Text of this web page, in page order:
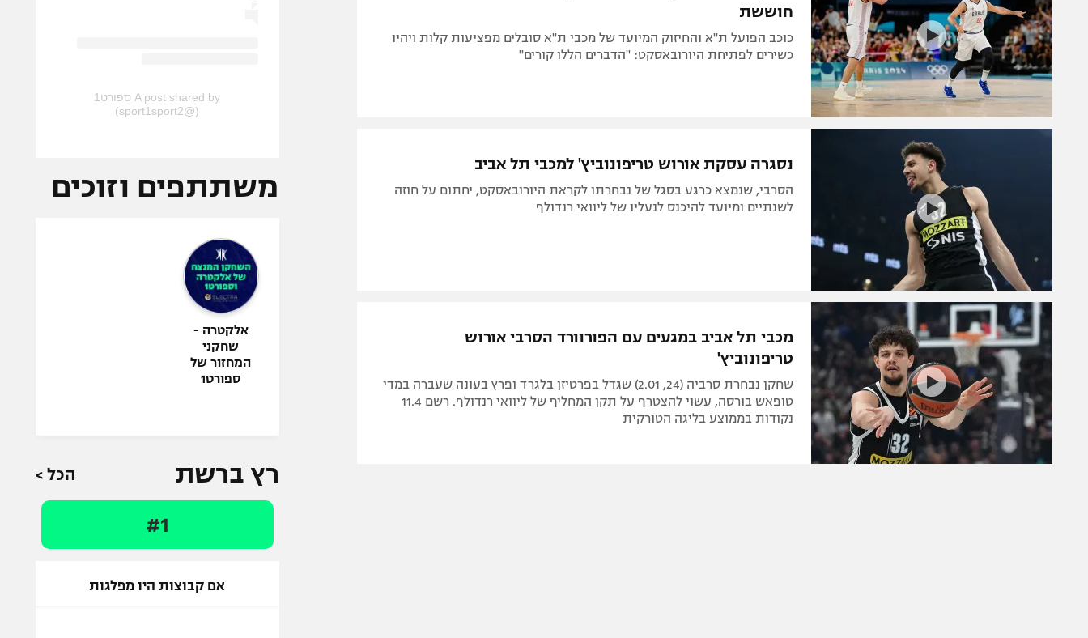
חוששת
כוכב הפועל ת"א והחיזוק המיועד של מכבי ת"א סובלים מפציעות קלות ויהיו
כשירים לפתיחת היורובאסקט: "הדברים הללו קורים"
נסגרה עסקת אורוש טריפונוביץ' למכבי תל אביב
הסרבי, שנמצא כרגע בסגל של נבחרתו לקראת היורובאסקט, יחתום על חוזה
לשנתיים ומיועד להיכנס לנעליו של ליוואי רנדולף
מכבי תל אביב במגעים עם הפורוורד הסרבי אורוש
טריפונוביץ'
שחקן נבחרת סרביה (24, 2.01) שגדל בפרטיזן בלגרד ופרץ בעונה שעברה במדי
טופאש בורסה, עשוי להצטרף על תקן המחליף של ליוואי רנדולף. רשם 11.4
נקודות בממוצע בליגה הטורקית
A post shared by ספורט1
(@sport1sport2)
משתתפים וזוכים
אלקטרה -
שחקני
המחזור של
ספורט1
רץ ברשת הכל >
#1
אם קבוצות היו מפלגות